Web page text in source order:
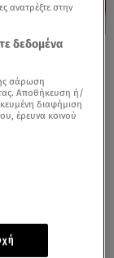
την
ανατρέξτε στην
δεδομένα
σάρωση
Αποθήκευση ή/
διαφήμιση
έρευνα κοινού